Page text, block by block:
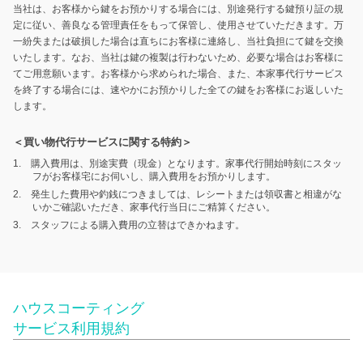
当社は、お客様から鍵をお預かりする場合には、別途発行する鍵預り証の規
定に従い、善良なる管理責任をもって保管し、使用させていただきます。万
一紛失または破損した場合は直ちにお客様に連絡し、当社負担にて鍵を交換
いたします。なお、当社は鍵の複製は行わないため、必要な場合はお客様に
てご用意願います。お客様から求められた場合、また、本家事代行サービス
を終了する場合には、速やかにお預かりした全ての鍵をお客様にお返しいた
します。
＜買い物代行サービスに関する特約＞
1. 購入費用は、別途実費（現金）となります。家事代行開始時刻にスタッ
フがお客様宅にお伺いし、購入費用をお預かりします。
2. 発生した費用や釣銭につきましては、レシートまたは領収書と相違がな
いかご確認いただき、家事代行当日にご精算ください。
3. スタッフによる購入費用の立替はできかねます。
ハウスコーティング
サービス利用規約